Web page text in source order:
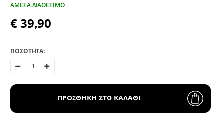
ΆΜΕΣΑ ΔΙΑΘΈΣΙΜΟ
€ 39,90
ΠΟΣΟΤΗΤΑ:
ΠΡΟΣΘΗΚΗ ΣΤΟ ΚΑΛΑΘΙ